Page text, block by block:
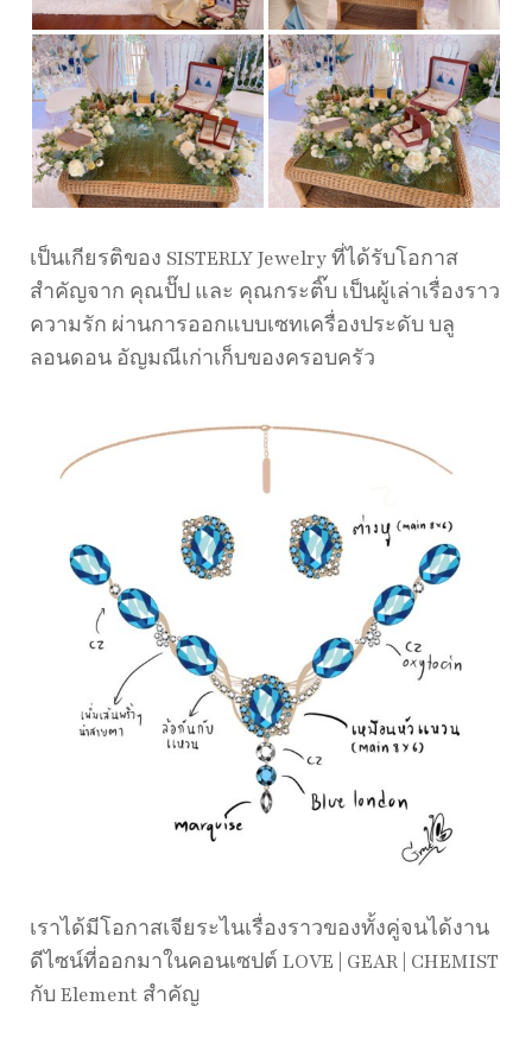
เป็นเกียรติของ SISTERLY Jewelry ที่ได้รับโอกาส
สำคัญจาก คุณปั๊ป และ คุณกระติ๊บ เป็นผู้เล่าเรื่องราว
ความรัก ผ่านการออกแบบเซทเครื่องประดับ บลู
ลอนดอน อัญมณีเก่าเก็บของครอบครัว
เราได้มีโอกาสเจียระไนเรื่องราวของทั้งคู่จนได้งาน
ดีไซน์ที่ออกมาในคอนเซปต์ LOVE | GEAR | CHEMIST
กับ Element สำคัญ